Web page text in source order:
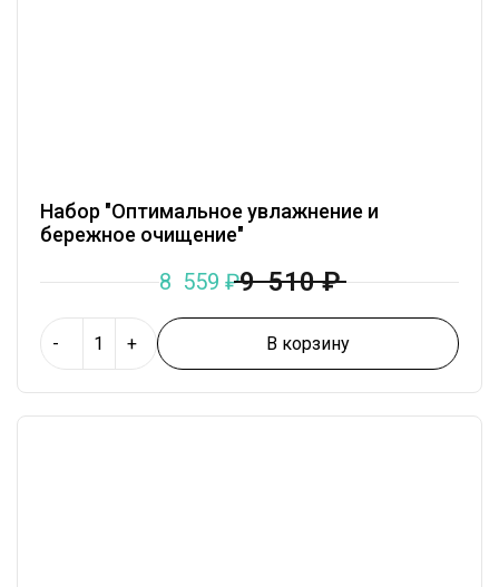
Набор "Оптимальное увлажнение и
бережное очищение"
8 559 ₽9 510₽
- + В корзину